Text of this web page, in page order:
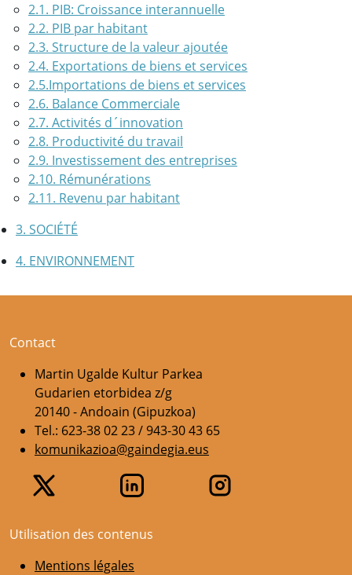
2.1. PIB: Croissance interannuelle
2.2. PIB par habitant
2.3. Structure de la valeur ajoutée
2.4. Exportations de biens et services
2.5.Importations de biens et services
2.6. Balance Commerciale
2.7. Activités d´innovation
2.8. Productivité du travail
2.9. Investissement des entreprises
2.10. Rémunérations
2.11. Revenu par habitant
3. SOCIÉTÉ
4. ENVIRONNEMENT
Contact
Martin Ugalde Kultur Parkea
Gudarien etorbidea z/g
20140 - Andoain (Gipuzkoa)
Tel.: 623-38 02 23 / 943-30 43 65
komunikazioa@gaindegia.eus
Utilisation des contenus
Mentions légales